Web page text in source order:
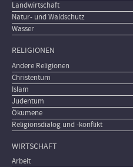
Landwirtschaft
Natur- und Waldschutz
Wasser
RELIGIONEN
Andere Religionen
Christentum
Islam
Judentum
Ökumene
Religionsdialog und -konflikt
WIRTSCHAFT
Arbeit